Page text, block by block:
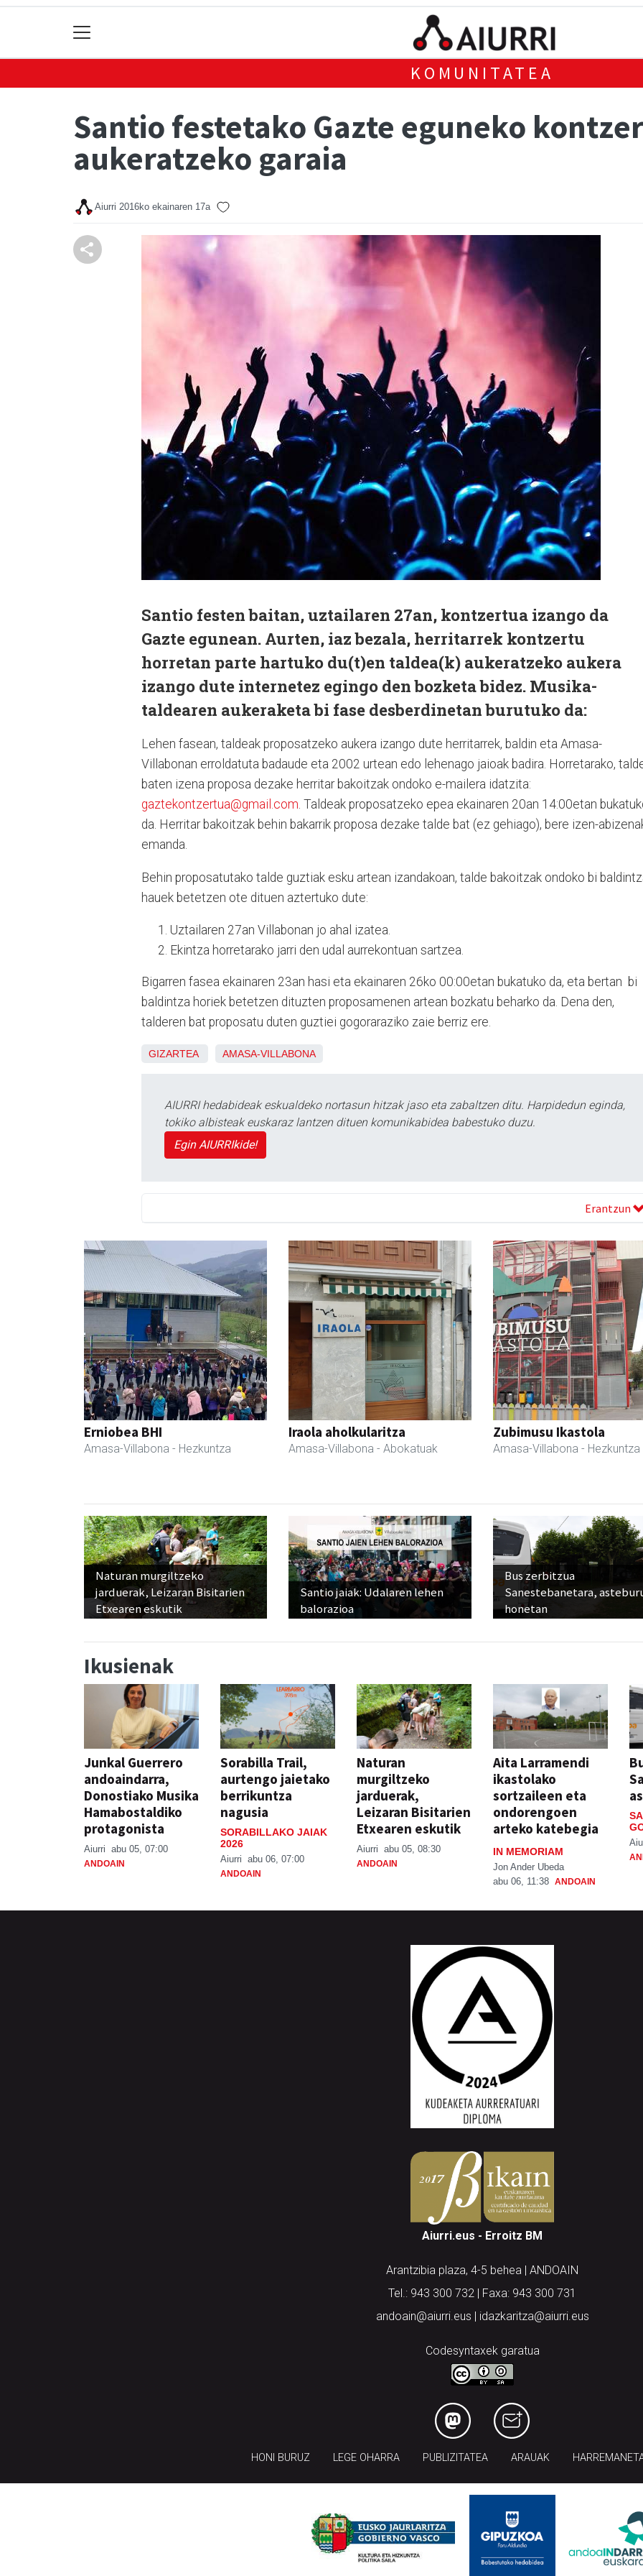
KOMUNITATEA
Santio festetako Gazte eguneko
aukeratzeko garaia
Aiurri 2016ko ekainaren 17a
Santio festen baitan, uztailaren 27an, kontzertua izango da
Gazte egunean. Aurten, iaz bezala, herritarrek kontzertu
horretan parte hartuko du(t)en taldea(k) aukeratzeko aukera
izango dute internetez egingo den bozketa bidez. Musika-
taldearen aukeraketa bi fase desberdinetan burutuko da:
Lehen fasean, taldeak proposatzeko aukera izango dute herritarrek, baldin eta Amasa-
Villabonan erroldatuta badaude eta 2002 urtean edo lehenago jaioak badira. Horretarako,
baten izena proposa dezake herritar bakoitzak ondoko e-mailera idatzita:
gaztekontzertua@gmail.com. Taldeak proposatzeko epea ekainaren 20an 14:00etan
da. Herritar bakoitzak behin bakarrik proposa dezake talde bat (ez gehiago), bere izen-
emanda.
Behin proposatutako talde guztiak esku artean izandakoan, talde bakoitzak ondoko bi
hauek betetzen ote dituen aztertuko dute:
Uztailaren 27an Villabonan jo ahal izatea.
Ekintza horretarako jarri den udal aurrekontuan sartzea.
Bigarren fasea ekainaren 23an hasi eta ekainaren 26ko 00:00etan bukatuko da, eta bertan bi
baldintza horiek betetzen dituzten proposamenen artean bozkatu beharko da. Dena den,
talderen bat proposatu duten guztiei gogoraraziko zaie berriz ere.
GIZARTEA AMASA-VILLABONA
AIURRI hedabideak eskualdeko nortasun hitzak jaso eta zabaltzen ditu. Harpidedun eginda,
tokiko albisteak euskaraz lantzen dituen komunikabidea babestuko duzu.
Egin AIURRIkide!
Erantzun
Erniobea BHI
Amasa-Villabona - Hezkuntza
Iraola aholkularitza
Amasa-Villabona - Abokatuak
Zubimusu Ikastola
Amasa-Villabona - Hezkuntza
Naturan murgiltzeko
jarduerak, Leizaran Bisitarien
Etxearen eskutik
Santio jaiak: Udalaren lehen
balorazioa
Bus zerbitzua
Sanestebanetara,
honetan
Ikusienak
Junkal Guerrero
andoaindarra,
Donostiako Musika
Hamabostaldiko
protagonista
Aiurri abu 05, 07:00
ANDOAIN
Sorabilla Trail,
aurtengo jaietako
berrikuntza
nagusia
SORABILLAKO JAIAK
2026
Aiurri abu 06, 07:00
ANDOAIN
Naturan
murgiltzeko
jarduerak,
Leizaran Bisitarien
Etxearen eskutik
Aiurri abu 05, 08:30
ANDOAIN
Aita Larramendi
ikastolako
sortzaileen eta
ondorengoen
arteko katebegia
IN MEMORIAM
Jon Ander Ubeda
abu 06, 11:38 ANDOAIN
Aiurri.eus - Erroitz BM
Arantzibia plaza, 4-5 behea | ANDOAIN
Tel.: 943 300 732 | Faxa: 943 300 731
andoain@aiurri.eus | idazkaritza@aiurri.eus
Codesyntaxek garatua
HONI BURUZ LEGE OHARRA PUBLIZITATEA ARAUAK